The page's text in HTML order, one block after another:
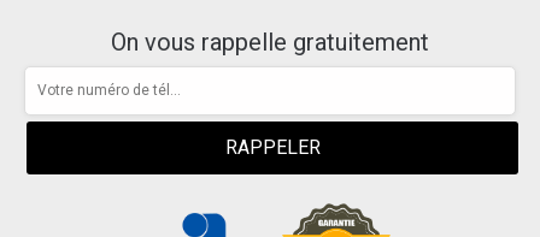
On vous rappelle gratuitement